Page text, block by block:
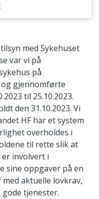
med Sykehuset
var vi på
på
gjennomførte
til 25.10.2023.
den 31.10.2023. Vi
HF har et system
overholdes i
til rette slik at
involvert i
sine oppgaver på en
aktuelle lovkrav,
tjenester.